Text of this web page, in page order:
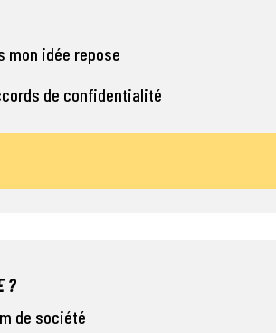
mon idée repose
de confidentialité
?
de société